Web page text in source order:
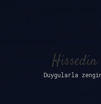
Duygularla